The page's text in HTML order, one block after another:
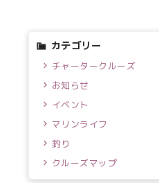
カテゴリー
チャータークルーズ
お知らせ
イベント
マリンライフ
釣り
クルーズマップ